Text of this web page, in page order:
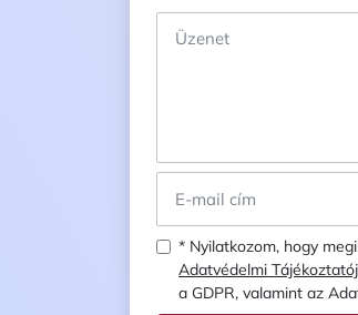
* Nyilatkozom, hogy
Adatvédelmi
a GDPR, valamint az